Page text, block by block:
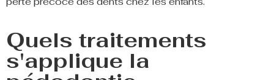
Quels traitements
s'applique la